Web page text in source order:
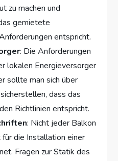
zu machen und
gemietete
entspricht.
: Die Anforderungen
lokalen Energieversorger
sollte man sich über
dass das
Richtlinien entspricht.
: Nicht jeder Balkon
die Installation einer
Fragen zur Statik des